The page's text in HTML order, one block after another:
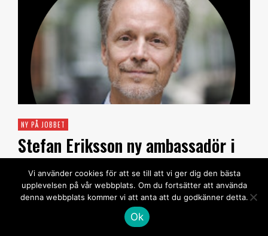
NY PÅ JOBBET
Stefan Eriksson ny ambassadör i
Kazakstan
REDAKTIONEN 27 APRIL, 2025
Stefan Eriksson har utsetts till ambassadör i
Kazakstan av regeringen. …
Vi använder cookies för att se till att vi ger dig den bästa
upplevelsen på vår webbplats. Om du fortsätter att använda
denna webbplats kommer vi att anta att du godkänner detta.
Ok